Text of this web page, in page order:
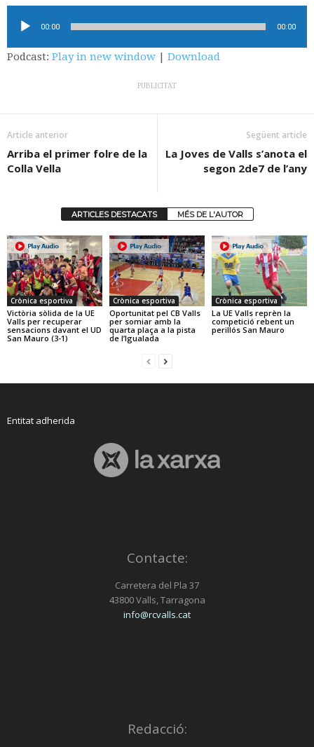
d'àudio00:00 00:00
Podcast: Play in new window | Download
PUBLICITAT
Article anterior
Arriba el primer folre de la
Colla Vella
Següent article
La Joves de Valls s’anota el
segon 2de7 de l’any
ARTICLES DESTACATS MÉS DE L'AUTOR
Crònica esportiva
Victòria sòlida de la UE
Valls per recuperar
sensacions davant el UD
San Mauro (3-1)
Crònica esportiva
Oportunitat pel CB Valls
per somiar amb la
quarta plaça a la pista
de l’Igualada
Crònica esportiva
La UE Valls reprèn la
competició rebent un
perillós San Mauro
Entitat adherida
Contacte:
Carretera del Pla 37
43800 Valls, Tarragona
info@rcvalls.cat
Redacció: